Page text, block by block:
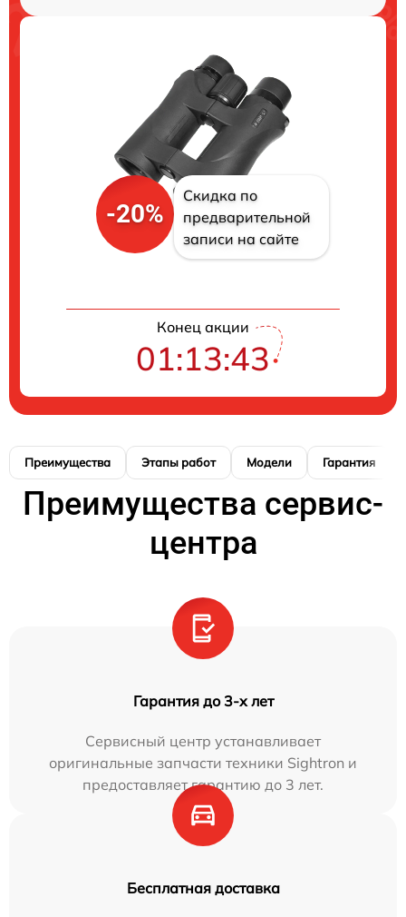
-20%
Скидка по
предварительной
записи на сайте
Конец акции
01:13:42
Преимущества Этапы работ Модели Гарантия
Преимущества сервис-
центра
Гарантия до 3-х лет
Сервисный центр устанавливает
оригинальные запчасти техники Sightron и
предоставляет гарантию до 3 лет.
Бесплатная доставка